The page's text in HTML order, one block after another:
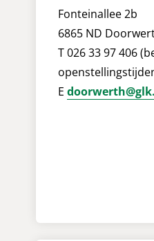
Fonteinallee 2b
6865 ND
T 026 33 97 406
E